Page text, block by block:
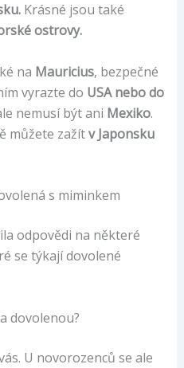
Krásné jsou také
ostrovy.
na Mauricius, bezpečné
vyrazte do USA nebo do
nemusí být ani Mexiko.
můžete zažítv Japonsku
s miminkem
odpovědi na některé
se týkají dovolené
dovolenou?
U novorozenců se ale